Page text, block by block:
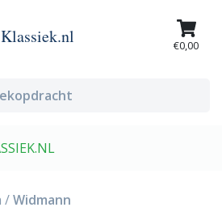
Klassiek.nl €0,00
/Widmann